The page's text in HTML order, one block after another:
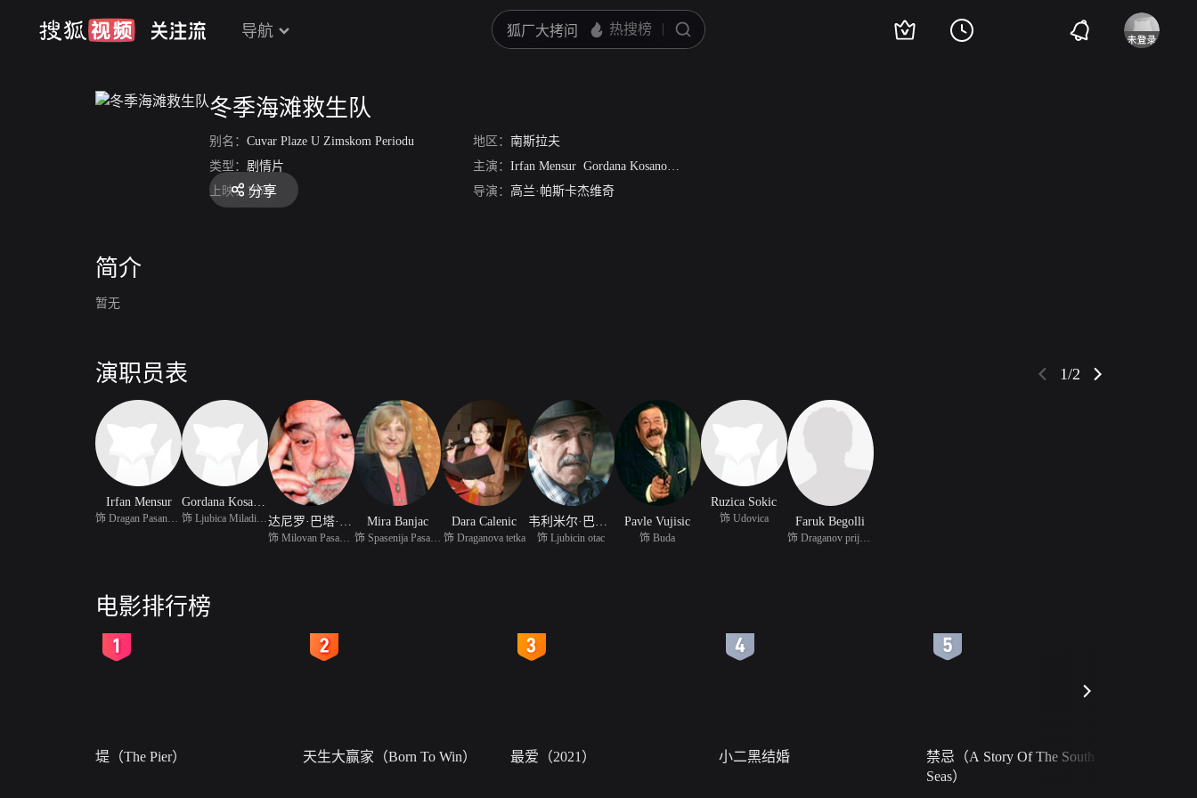
导航
冬季海滩救生队
别名： Cuvar Plaze U Zimskom Periodu 地区： 南斯拉夫
类型： 剧情片 主演： Irfan Mensur Gordana Kosanovic
上映： 1976 导演： 高兰·帕斯卡杰维奇
分享
简介
暂无
演职员表 1/2
Irfan Mensur
饰 Dragan Pasanovic
Gordana Kosanovic
饰 Ljubica Miladinovic Mira Banjac Dara Calenic
饰 Draganova tetka
韦利米尔·巴塔·日沃伊诺维奇
饰 Ljubicin otac
Pavle Vujisic
饰 Buda
Ruzica Sokic
饰 Udovica Faruk Begolli
饰 Draganov prijatelj
电影排行榜
堤（The Pier） 天生大赢家（Born To Win） 最爱（2021） 小二黑结婚
禁忌（A Story Of The South
Seas）